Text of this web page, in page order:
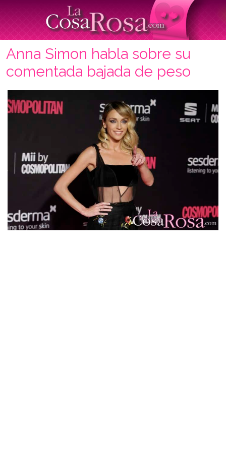
Anna Simon habla sobre su
comentada bajada de peso